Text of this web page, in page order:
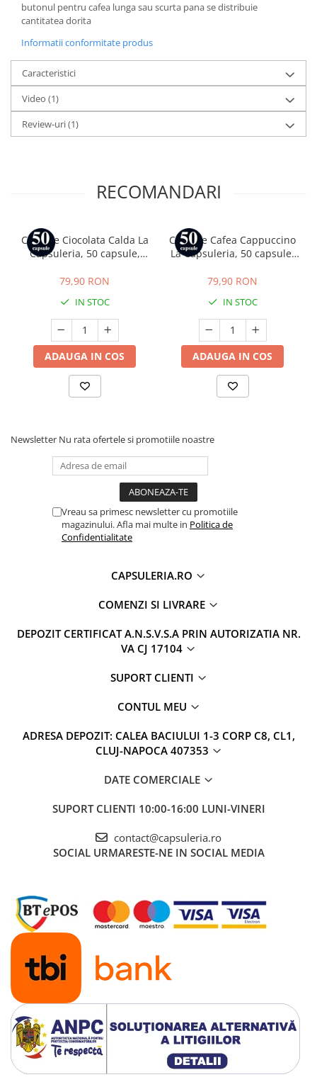
butonul pentru cafea lunga sau scurta pana se distribuie
cantitatea dorita
Informatii conformitate produs
Caracteristici
Video (1)
Review-uri(1)
RECOMANDARI
Capsule Ciocolata Calda La
Capsuleria, 50 capsule,
Capsuleria
79,90 RON
IN STOC
ADAUGA IN COS
Capsule Cafea Cappuccino
La Capsuleria, 50 capsule,
Capsuleria
79,90 RON
IN STOC
ADAUGA IN COS
Newsletter Nu rata ofertele si promotiile noastre
Vreau sa primesc newsletter cu promotiile
magazinului. Afla mai multe in Politica de
Confidentialitate
CAPSULERIA.RO
COMENZI SI LIVRARE
DEPOZIT CERTIFICAT A.N.S.V.S.A PRIN AUTORIZATIA NR.
VA CJ 17104
SUPORT CLIENTI
CONTUL MEU
ADRESA DEPOZIT: CALEA BACIULUI 1-3 CORP C8, CL1,
CLUJ-NAPOCA 407353
DATE COMERCIALE
SUPORT CLIENTI 10:00-16:00 LUNI-VINERI
contact@capsuleria.ro
SOCIAL URMARESTE-NE IN SOCIAL MEDIA